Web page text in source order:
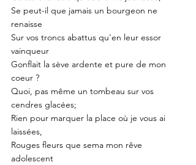
Se peut-il que jamais un bourgeon ne
renaisse
Sur vos troncs abattus qu'en leur essor
vainqueur
Gonflait la sève ardente et pure de mon
coeur ?
Quoi, pas même un tombeau sur vos
cendres glacées;
Rien pour marquer la place où je vous ai
laissées,
Rouges fleurs que sema mon rêve
adolescent